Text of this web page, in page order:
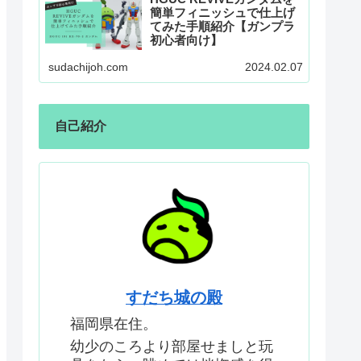
簡単フィニッシュで仕上げ
てみた手順紹介【ガンプラ
初心者向け】
sudachijoh.com 2024.02.07
自己紹介
すだち城の殿
福岡県在住。
幼少のころより部屋せましと玩